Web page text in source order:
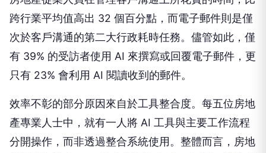
跨行業平均值高出 32 個百分點，而電子郵件則是僅
次於客戶溝通的第二大行政耗時任務。儘管如此，僅
有 39% 的受訪者使用 AI 來撰寫或回覆電子郵件，更
只有 23% 會利用 AI 閱讀收到的郵件。
效率不彰的部分原因來自於工具整合度。每五位房地
產專業人士中，就有一人將 AI 工具與主要工作流程
分開操作，而非透過整合系統使用。整體而言，房地